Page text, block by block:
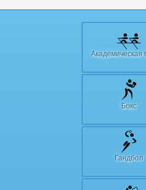
Академическая
Бокс
Гандбол